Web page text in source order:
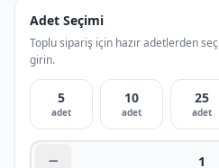
Adet Seçimi
Toplu sipariş için hazır adetlerden
girin.
5
adet
10
adet
25
adet